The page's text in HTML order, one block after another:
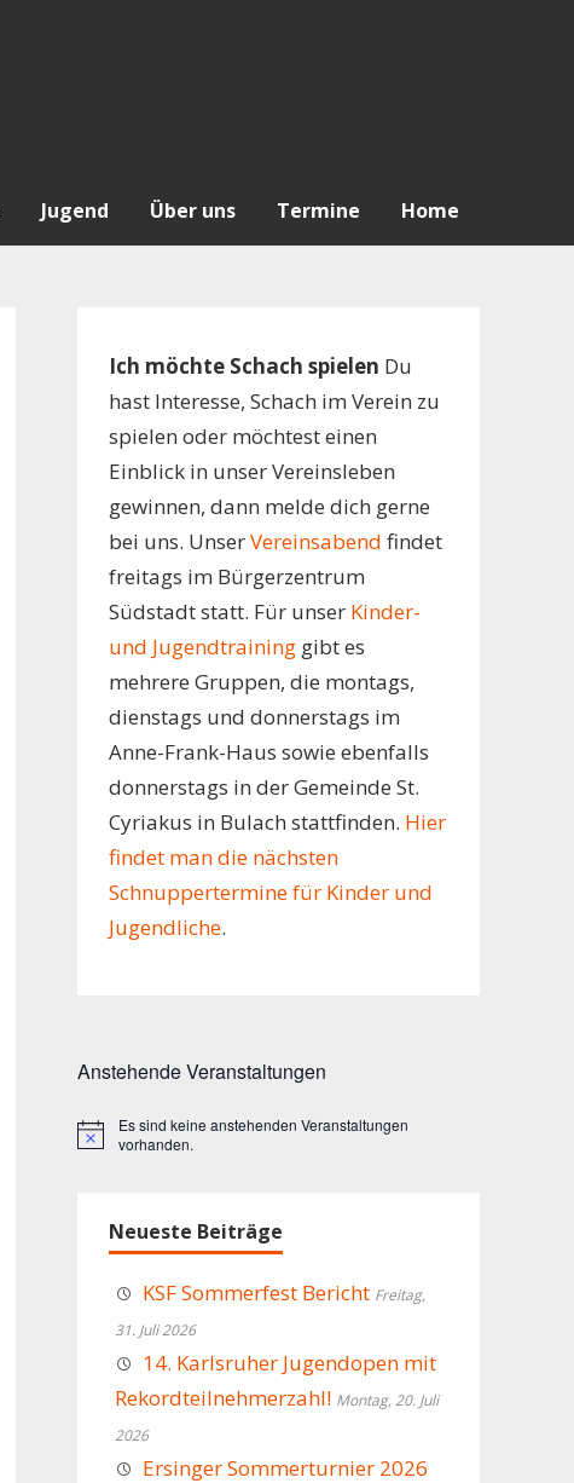
Jugend Über uns Termine Home
Ich möchte Schach spielen Du
hast Interesse, Schach im Verein zu
spielen oder möchtest einen
Einblick in unser Vereinsleben
gewinnen, dann melde dich gerne
bei uns. UnserVereinsabend findet
freitags im Bürgerzentrum
Südstadt statt. Für unser Kinder-
und Jugendtraininggibt es
mehrere Gruppen, die montags,
dienstags und donnerstags im
Anne-Frank-Haus sowie ebenfalls
donnerstags in der Gemeinde St.
Cyriakus in Bulach stattfinden. Hier
findet man die nächsten
Schnuppertermine für Kinder und
Jugendliche.
Anstehende Veranstaltungen
Hinweis
Es sind keine anstehenden Veranstaltungen
vorhanden.
Neueste Beiträge
KSF Sommerfest Bericht Freitag,
31. Juli 2026
14. Karlsruher Jugendopen mit
Rekordteilnehmerzahl! Montag, 20. Juli
2026
Ersinger Sommerturnier 2026